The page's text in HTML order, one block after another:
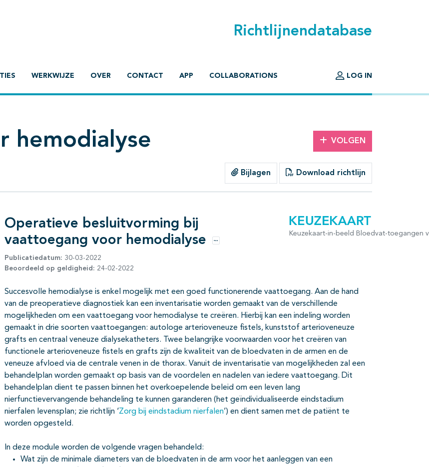
Richtlijnendatabase
WERKWIJZE OVER CONTACT APP COLLABORATIONS LOG IN
hemodialyse VOLGEN
Bijlagen Download richtlijn
binnen deze richtlijn
openklappen
open- en dichtklappen
Operatieve besluitvorming bij
vaattoegang voor hemodialyse
Opties
Publicatiedatum: 30-03-2022
Beoordeeld op geldigheid: 24-02-2022
Keuzekaart-in-beeld Bloedvat-toegangen
Succesvolle hemodialyse is enkel mogelijk met een goed functionerende vaattoegang. Aan de hand
van de preoperatieve diagnostiek kan een inventarisatie worden gemaakt van de verschillende
mogelijkheden om een vaattoegang voor hemodialyse te creëren. Hierbij kan een indeling worden
gemaakt in drie soorten vaattoegangen: autologe arterioveneuze fistels, kunststof arterioveneuze
grafts en centraal veneuze dialysekatheters. Twee belangrijke voorwaarden voor het creëren van
functionele arterioveneuze fistels en grafts zijn de kwaliteit van de bloedvaten in de armen en de
veneuze afvloed via de centrale venen in de thorax. Vanuit de inventarisatie van mogelijkheden zal een
behandelplan worden gemaakt op basis van de voordelen en nadelen van iedere vaattoegang. Dit
behandelplan dient te passen binnen het overkoepelende beleid om een leven lang
nierfunctievervangende behandeling te kunnen garanderen (het geïndividualiseerde eindstadium
nierfalen levensplan; zie richtlijn ‘Zorg bij eindstadium nierfalen’) en dient samen met de patiënt te
worden opgesteld.
In deze module worden de volgende vragen behandeld:
Wat zijn de minimale diameters van de bloedvaten in de arm voor het aanleggen van een